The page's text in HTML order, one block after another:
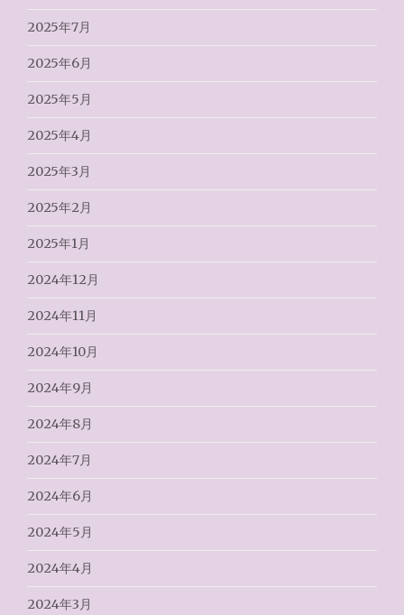
2025年7月
2025年6月
2025年5月
2025年4月
2025年3月
2025年2月
2025年1月
2024年12月
2024年11月
2024年10月
2024年9月
2024年8月
2024年7月
2024年6月
2024年5月
2024年4月
2024年3月